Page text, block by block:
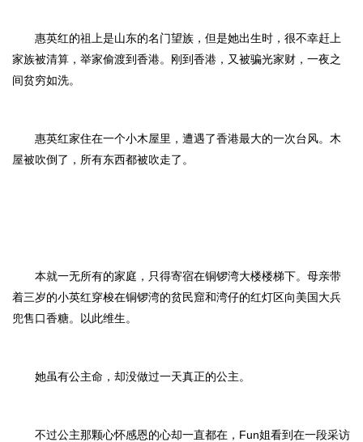
惠英红的祖上是山东的名门望族，但是她出生时，很不幸赶上
家族被清算，举家偷渡到香港。刚到香港，又被骗光家财，一夜之
间贫穷如洗。
惠英红家住在一个小木屋里，遭遇了香港最大的一次台风。木
屋被吹倒了，所有东西都被吹走了。
本就一无所有的家庭，只得寄宿在铜锣湾大楼楼梯下。母亲带
着三岁的小英红穿梭在铜锣湾的贫民窟和湾仔的红灯区向美国大兵
兜售口香糖。以此维生。
她虽有公主命，却没做过一天真正的公主。
不过公主那颗心怀感恩的心却一直都在，Fun姐看到在一段采访